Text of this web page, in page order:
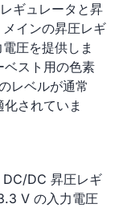
ギュレータと昇
インの昇圧レギ
圧を提供しま
スト用の色素
レベルが通常
されていま
DC 昇圧レギ
V の入力電圧